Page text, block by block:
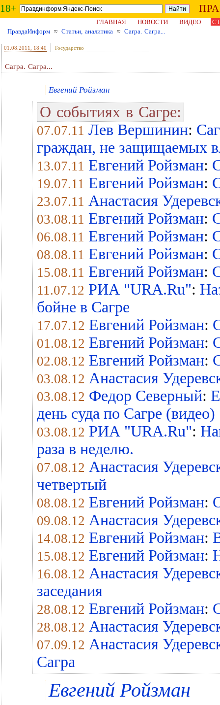
18+
ГЛАВНАЯ НОВОСТИ ВИДЕО
ПравдаИнформ ≈ Статьи, аналитика ≈ Сагра. Сагра...
01.08.2011 , 18:40 Государство
Сагра. Сагра...
Евгений Ройзман
О событиях в Сагре:
07.07.11 Лев Вершинин:
граждан, не защищаемых
13.07.11 Евгений Ройзман:
19.07.11 Евгений Ройзман:
23.07.11 Анастасия
03.08.11 Евгений Ройзман:
06.08.11 Евгений Ройзман:
08.08.11 Евгений Ройзман:
15.08.11 Евгений Ройзман:
11.07.12 РИА "URA.Ru":
бойне в Сагре
17.07.12 Евгений Ройзман:
01.08.12 Евгений Ройзман:
02.08.12 Евгений Ройзман:
03.08.12 Анастасия
03.08.12 Федор Северный:
день суда по Сагре (видео)
03.08.12 РИА "URA.Ru":
раза в неделю.
07.08.12 Анастасия
четвертый
08.08.12 Евгений Ройзман:
09.08.12 Анастасия
14.08.12 Евгений Ройзман:
15.08.12 Евгений Ройзман:
16.08.12 Анастасия
заседания
28.08.12 Евгений Ройзман:
28.08.12 Анастасия
07.09.12 Анастасия
Сагра
Евгений Ройзман